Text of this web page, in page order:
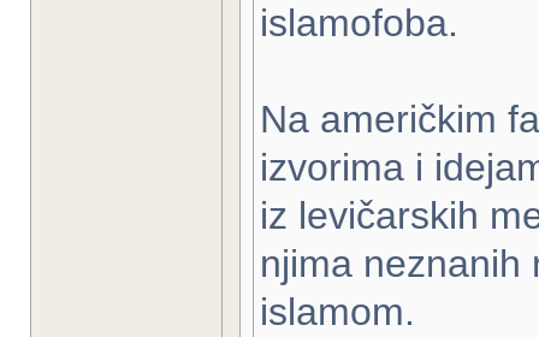
islamofoba.
Na američkim
izvorima i
iz levičarskih
njima neznanih
islamom.